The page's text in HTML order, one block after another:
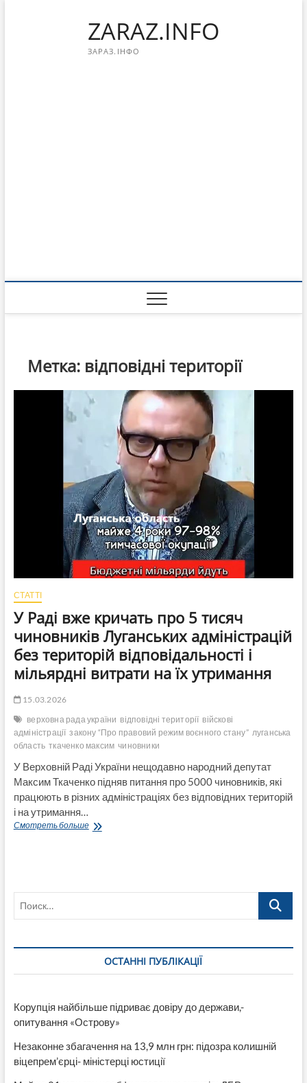
ZARAZ.INFO
ЗАРАЗ.ІНФО
Метка: відповідні території
СТАТТІ
У Раді вже кричать про 5 тисяч
чиновників Луганських адміністрацій
без територій відповідальності і
мільярдні витрати на їх утримання
15.03.2026
верховна рада україни відповідні території війскові
адміністрації закону “Про правовий режим воєнного стану” луганська
область ткаченко максим чиновники
У Верховній Раді України нещодавно народний депутат
Максим Ткаченко підняв питання про 5000 чиновників, які
працюють в різних адміністраціях без відповідних територій
і на утримання…
Смотреть большеУ
без
територій
відповідальності
витрати
на
утримання
Поиск…
ОСТАННІ ПУБЛІКАЦІЇ
Корупція найбільше підриває довіру до держави,-
опитування «Острову»
Незаконне збагачення на 13,9 млн грн: підозра колишній
віцепрем’єрці- міністерці юстиції